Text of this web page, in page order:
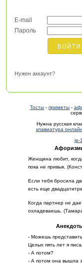
E-mail
Пароль
Нужен аккаунт?
Тосты - приметы -
Нужна русская
клавиатура онлайн
ip-
Женщина любит,
пока не привык.
Если тебя бросила
есть еще
Когда партнер не
охладеваешь.
- Можешь
Целых пять лет я
- А потом?
- А потом она вышла